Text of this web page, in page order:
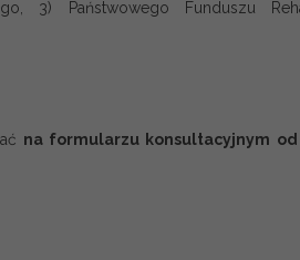
3) Państwowego Funduszu
na formularzu konsultacyjnym